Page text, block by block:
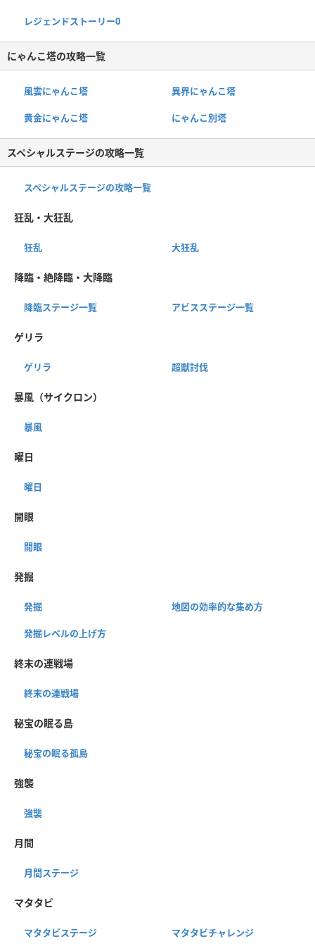
レジェンドストーリー0
にゃんこ塔の攻略一覧
風雲にゃんこ塔 異界にゃんこ塔
黄金にゃんこ塔 にゃんこ別塔
スペシャルステージの攻略一覧
スペシャルステージの攻略一覧
狂乱・大狂乱
狂乱 大狂乱
降臨・絶降臨・大降臨
降臨ステージ一覧 アビスステージ一覧
ゲリラ
ゲリラ 超獣討伐
暴風（サイクロン）
暴風
曜日
曜日
開眼
開眼
発掘
発掘 地図の効率的な集め方
発掘レベルの上げ方
終末の連戦場
終末の連戦場
秘宝の眠る島
秘宝の眠る孤島
強襲
強襲
月間
月間ステージ
マタタビ
マタタビステージ マタタビチャレンジ